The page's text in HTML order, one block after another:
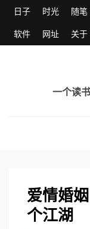
日子 时光 随笔
软件 网址 关于
一个读
爱情婚
个江湖